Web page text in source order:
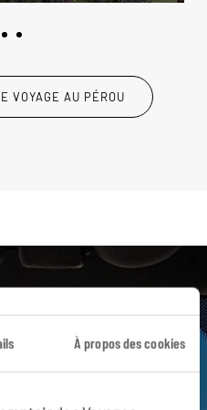
À propos des cookies
VOYAGE AU PÉROU
au Pérou